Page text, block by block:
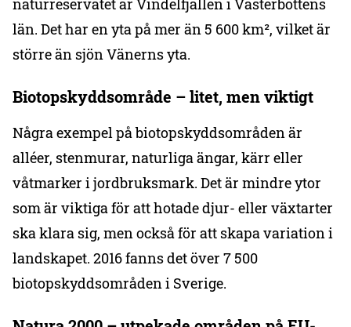
naturreservatet är Vindelfjällen i Västerbottens
län. Det har en yta på mer än 5 600 km², vilket är
större än sjön Vänerns yta.
Biotopskyddsområde – litet, men viktigt
Några exempel på biotopskyddsområden är
alléer, stenmurar, naturliga ängar, kärr eller
våtmarker i jordbruksmark. Det är mindre ytor
som är viktiga för att hotade djur- eller växtarter
ska klara sig, men också för att skapa variation i
landskapet. 2016 fanns det över 7 500
biotopskyddsområden i Sverige.